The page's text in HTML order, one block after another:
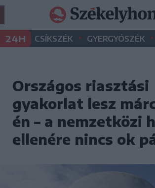
24H CSÍKSZÉK • GYERGYÓSZÉK •
Országos riasztási
gyakorlat lesz
én – a nemzetközi
ellenére nincs ok